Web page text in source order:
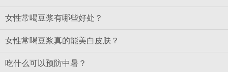
女性常喝豆浆有哪些好处？
女性常喝豆浆真的能美白皮肤？
吃什么可以预防中暑？